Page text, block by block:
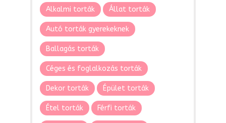
Alkalmi torták Állat torták
Autó torták gyerekeknek
Ballagás torták
Céges és foglalkozás torták
Dekor torták Épület torták
Étel torták Férfi torták